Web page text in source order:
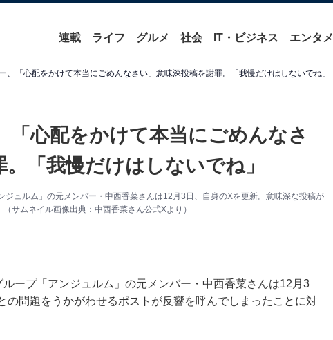
連載 ライフ グルメ 社会 IT・ビジネス エンタメ
、「心配をかけて本当にごめんなさい」意味深投稿を謝罪。「我慢だけはしないでね」
「心配をかけて本当にごめんなさ
「我慢だけはしないでね」
ュルム」の元メンバー・中西香菜さんは12月3日、自身のXを更新。意味深な投稿が
サムネイル画像出典：中西香菜さん公式Xより）
ープ「アンジュルム」の元メンバー・中西香菜さんは12月3
の問題をうかがわせるポストが反響を呼んでしまったことに対